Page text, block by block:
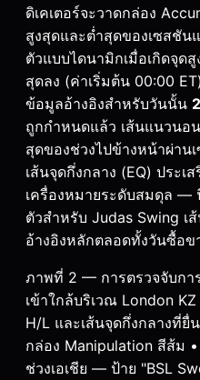
ดิเคเตอร์จะวาดกล่อง
สูงสุดและต่ำสุดของเซสชัน
ตัวแบบไดนามิกเมื่อเกิดจุด
สุดลง (ค่าเริ่มต้น 00:00
ข้อมูลอ้างอิงสำหรับวันนั้น
ถูกกำหนดแล้ว เส้นแนวนอ
สุดของช่วงไปข้างหน้าผ่า
เส้นจุดกึ่งกลาง (EQ) ประเ
เครื่องหมายระดับสมดุล
ตัวสำหรับ Judas Swing เ
อ้างอิงหลักตลอดทั้งวันซื้อข
ภาพที่ 2 — การตรวจจับกา
เข้าใกล้บริเวณ London
H/L และเส้นจุดกึ่งกลางที่ยื่
กล่อง Manipulation สีส้ม
ช่วงเอเชีย — ป้าย "BSL